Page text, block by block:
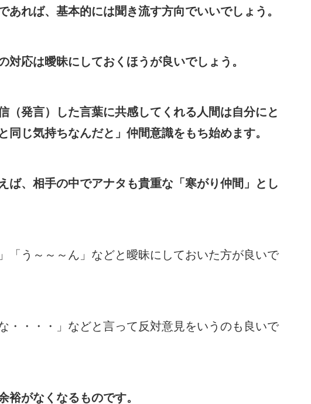
れば、基本的には聞き流す方向でいいでしょう。
応は曖昧にしておくほうが良いでしょう。
（発言）した言葉に共感してくれる人間は自分にと
じ気持ちなんだと」仲間意識をもち始めます。
ば、相手の中でアナタも貴重な「寒がり仲間」とし
「う～～～ん」などと曖昧にしておいた方が良いで
・・・・」などと言って反対意見をいうのも良いで
裕がなくなるものです。